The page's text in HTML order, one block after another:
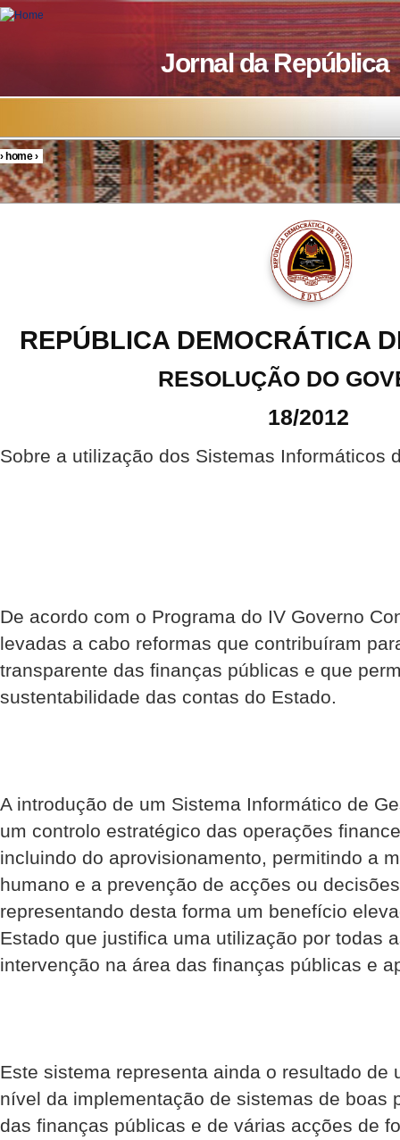
Skip to main content
Jornal da República
You are here
›home›
REPÚBLICA DEMOCRÁTICA
RESOLUÇÃO DO
18/2012
Sobre a utilização dos Sistemas Informáticos
De acordo com o Programa do IV Governo
levadas a cabo reformas que contribuíram
transparente das finanças públicas e que
sustentabilidade das contas do Estado.
A introdução de um Sistema Informático de
um controlo estratégico das operações
incluindo do aprovisionamento, permitindo a
humano e a prevenção de acções ou
representando desta forma um benefício
Estado que justifica uma utilização por todas
intervenção na área das finanças públicas e
Este sistema representa ainda o resultado de
nível da implementação de sistemas de boas
das finanças públicas e de várias acções de